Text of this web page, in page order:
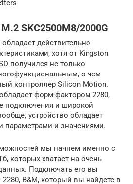
SKC2500M8/2000G
действительно
хотя от Kingston
получился не только
о чем
контроллер Silicon Motion.
форм-фактором 2280,
подключения и широкой
устройство обладает
параметрами и значениями.
мы начнем именно с
которых хватает на очень
Подключать его вы
B&M, который вы найдете в